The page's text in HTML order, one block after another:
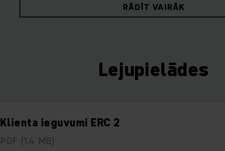
RĀDĪT VAIRĀK
Lejupielādes
Klienta ieguvumi ERC 2
PDF (1,4 MB)